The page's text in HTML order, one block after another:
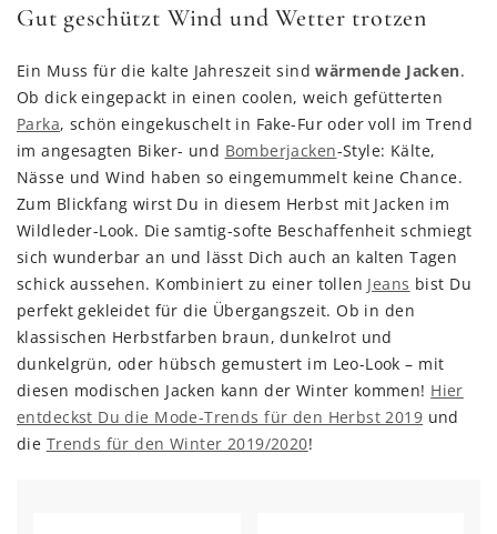
Gut geschützt Wind und Wetter trotzen
Ein Muss für die kalte Jahreszeit sindwärmende Jacken.
Ob dick eingepackt in einen coolen, weich gefütterten
Parka, schön eingekuschelt in Fake-Fur oder voll im Trend
im angesagten Biker- und Bomberjacken-Style: Kälte,
Nässe und Wind haben so eingemummelt keine Chance.
Zum Blickfang wirst Du in diesem Herbst mit Jacken im
Wildleder-Look. Die samtig-softe Beschaffenheit schmiegt
sich wunderbar an und lässt Dich auch an kalten Tagen
schick aussehen. Kombiniert zu einer tollen Jeans bist Du
perfekt gekleidet für die Übergangszeit. Ob in den
klassischen Herbstfarben braun, dunkelrot und
dunkelgrün, oder hübsch gemustert im Leo-Look – mit
diesen modischen Jacken kann der Winter kommen! Hier
entdeckst Du die Mode-Trends für den Herbst 2019 und
die Trends für den Winter 2019/2020!